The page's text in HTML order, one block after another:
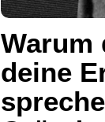
Warum
deine